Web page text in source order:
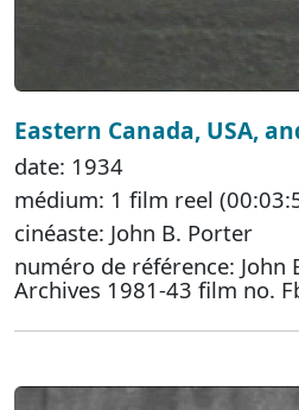
Eastern Canada, USA,
date: 1934
médium: 1 film reel
cinéaste: John B. Porter
numéro de référence: John
Archives 1981-43 film no.